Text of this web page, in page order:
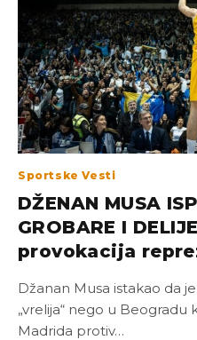
Sportske Vesti
DŽENAN MUSA
GROBARE I
provokacija
Džanan Musa istakao da
„vrelija“ nego u Beogradu
Madrida protiv…